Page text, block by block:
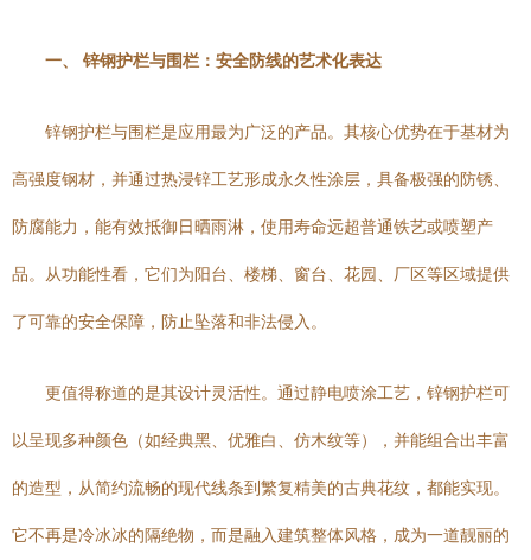
一、 锌钢护栏与围栏：安全防线的艺术化表达
锌钢护栏与围栏是应用最为广泛的产品。其核心优势在于基材为
高强度钢材，并通过热浸锌工艺形成永久性涂层，具备极强的防锈、
防腐能力，能有效抵御日晒雨淋，使用寿命远超普通铁艺或喷塑产
品。从功能性看，它们为阳台、楼梯、窗台、花园、厂区等区域提供
了可靠的安全保障，防止坠落和非法侵入。
更值得称道的是其设计灵活性。通过静电喷涂工艺，锌钢护栏可
以呈现多种颜色（如经典黑、优雅白、仿木纹等），并能组合出丰富
的造型，从简约流畅的现代线条到繁复精美的古典花纹，都能实现。
它不再是冷冰冰的隔绝物，而是融入建筑整体风格，成为一道靓丽的